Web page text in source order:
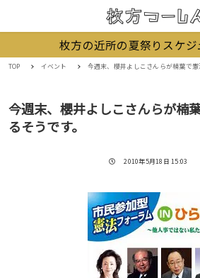
枚方の近所の夏祭りスケ
TOP イベント 今週末、櫻井よしこさんらが楠葉で憲
今週末、櫻井よしこさんらが楠
るそうです。
投稿日
2010年5月18日 15:03